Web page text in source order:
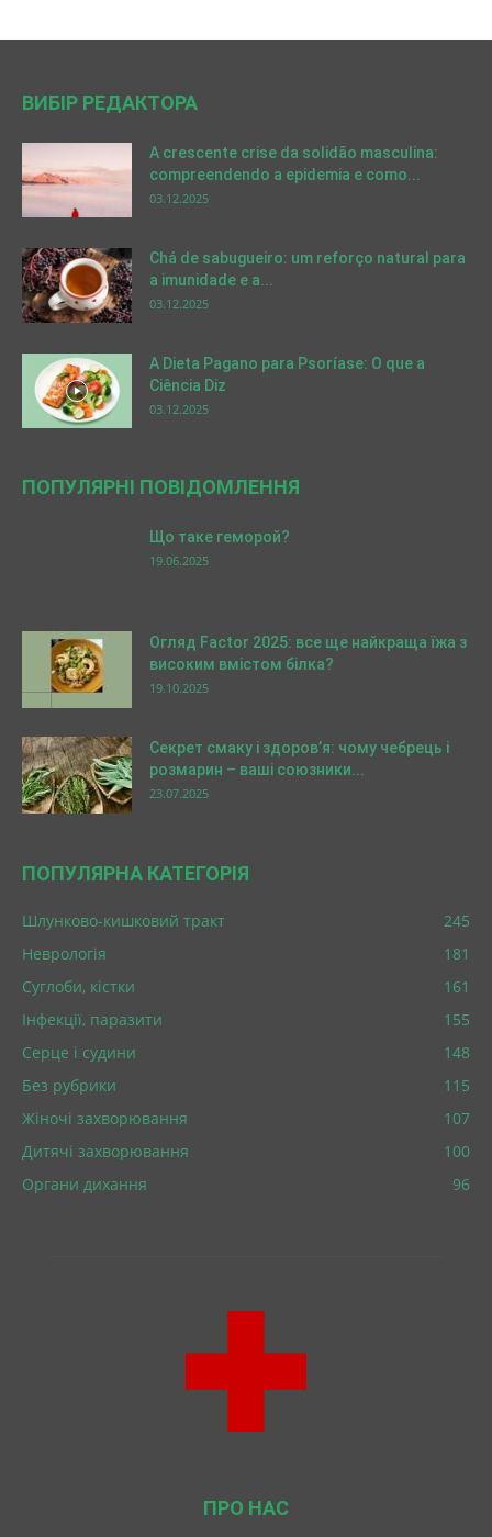
ВИБІР РЕДАКТОРА
A crescente crise da solidão masculina:
compreendendo a epidemia e como...
03.12.2025
Chá de sabugueiro: um reforço natural para
a imunidade e a...
03.12.2025
A Dieta Pagano para Psoríase: O que a
Ciência Diz
03.12.2025
ПОПУЛЯРНІ ПОВІДОМЛЕННЯ
Що таке геморой?
19.06.2025
Огляд Factor 2025: все ще найкраща їжа з
високим вмістом білка?
19.10.2025
Секрет смаку і здоров’я: чому чебрець і
розмарин – ваші союзники...
23.07.2025
ПОПУЛЯРНА КАТЕГОРІЯ
Шлунково-кишковий тракт
245
Неврологія
181
Суглоби, кістки
161
Інфекції, паразити
155
Серце і судини
148
Без рубрики
115
Жіночі захворювання
107
Дитячі захворювання
100
Органи дихання
96
ПРО НАС